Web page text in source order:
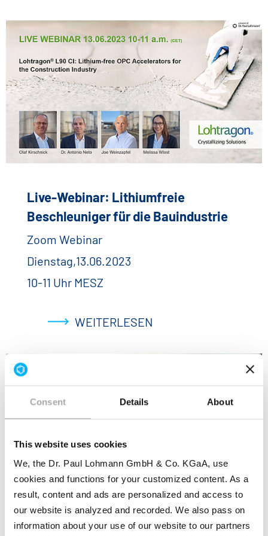
Consent Details About
This website uses cookies
We, the Dr. Paul Lohmann GmbH & Co. KGaA, use
cookies and functions for your customized content. As a
result, content and ads are personalized and access to
our website is analyzed and recorded. We also pass on
information about your use of our website to our partners
Live-Webinar: Lithiumfreie
Beschleuniger für die Bauindustrie
Zoom Webinar
Dienstag,13.06.2023
10-11 Uhr MESZ
WEITERLESEN
Unser Nachhaltigkeitsbericht